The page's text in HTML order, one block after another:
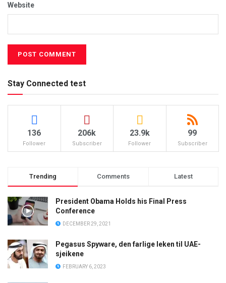
Website
Stay Connected test
136
Follower
206k
Subscriber
23.9k
Follower
99
Subscriber
Trending Comments Latest
President Obama Holds his Final Press
Conference
DECEMBER 29, 2021
Pegasus Spyware, den farlige leken til UAE-
sjeikene
FEBRUARY 6, 2023